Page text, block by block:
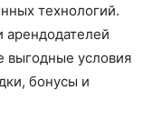
технологий.
арендодателей
выгодные условия
бонусы и